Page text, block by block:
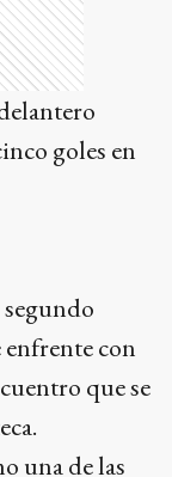
goles en
segundo
con
que se